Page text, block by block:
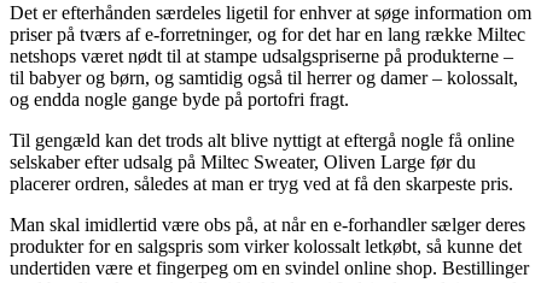
Det er efterhånden særdeles ligetil for enhver at søge information om
priser på tværs af e-forretninger, og for det har en lang række Miltec
netshops været nødt til at stampe udsalgspriserne på produkterne –
til babyer og børn, og samtidig også til herrer og damer – kolossalt,
og endda nogle gange byde på portofri fragt.
Til gengæld kan det trods alt blive nyttigt at eftergå nogle få online
selskaber efter udsalg på Miltec Sweater, Oliven Large før du
placerer ordren, således at man er tryg ved at få den skarpeste pris.
Man skal imidlertid være obs på, at når en e-forhandler sælger deres
produkter for en salgspris som virker kolossalt letkøbt, så kunne det
undertiden være et fingerpeg om en svindel online shop. Bestillinger